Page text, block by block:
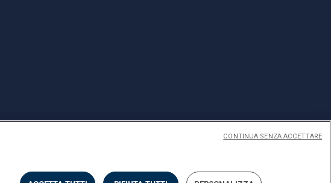
CONTINUA SENZA ACCETTARE